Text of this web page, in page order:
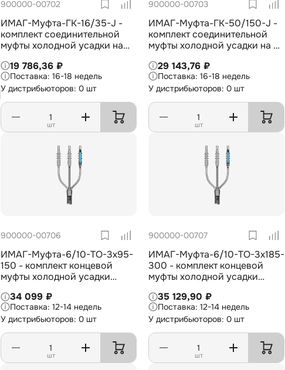
900000-00702
ИМАГ-Муфта-ГК-16/35-J -
комплект соединительной
муфты холодной усадки на
3х16-35 мм2
19 786,36 ₽
16-18 недель
У дистрибьюторов: 0 шт
шт
900000-00703
ИМАГ-Муфта-ГК-50/150-J -
комплект соединительной
муфты холодной усадки на 6
150 мм2
29 143,76 ₽
16-18 недель
У дистрибьюторов: 0 шт
шт
900000-00706
ИМАГ-Муфта-6/10-TO-3х95-
150 - комплект концевой
муфты холодной усадки
жил. кабеля с изоляцией из
СПЭ на 6/10 кВ, 3х95-150 мм2
34 099 ₽
12-14 недель
У дистрибьюторов: 0 шт
шт
900000-00707
ИМАГ-Муфта-6/10-TO-3х185-
300 - комплект концевой
муфты холодной усадки
жил. кабеля с изоляцией из
СПЭ на 6/10 кВ, 3х185-300
мм2
35 129,90 ₽
12-14 недель
У дистрибьюторов: 0 шт
шт